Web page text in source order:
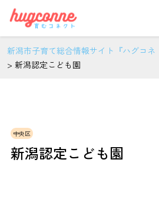
新潟市子育て総合情報サイト『ハグコネ
> 新潟認定こども園
中央区
新潟認定こども園